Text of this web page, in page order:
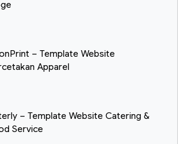
– Template Website
Apparel
– Template Website Catering &
Service